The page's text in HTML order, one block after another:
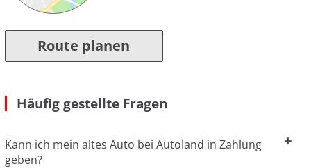
Route planen
Häufig gestellte Fragen
Kann ich mein altes Auto bei Autoland in Zahlung
geben?